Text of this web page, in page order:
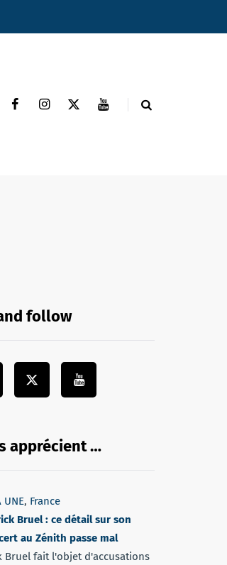
follow
apprécient …
UNE, France
Bruel : ce détail sur son
au Zénith passe mal
Bruel fait l'objet d'accusations